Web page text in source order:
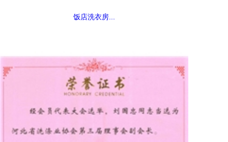
饭店洗衣房...